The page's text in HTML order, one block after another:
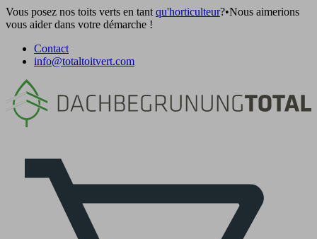
Vous posez nos toits verts en tant qu'horticulteur?•Nous aimerions
vous aider dans votre démarche !
Contact
info@totaltoitvert.com